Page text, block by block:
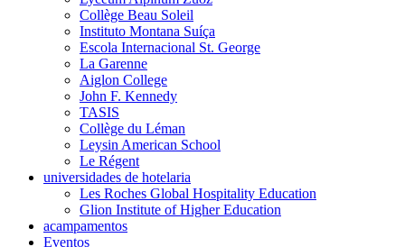
Collège Beau Soleil
Instituto Montana Suíça
Escola Internacional St. George
La Garenne
Aiglon College
John F. Kennedy
TASIS
Collège du Léman
Leysin American School
Le Régent
universidades de hotelaria
Les Roches Global Hospitality Education
Glion Institute of Higher Education
acampamentos
Eventos